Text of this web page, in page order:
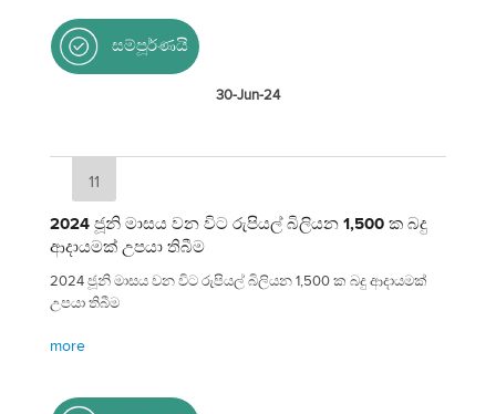
සම්පූර්ණයි
30-Jun-24
11
2024 ජූනි මාසය වන විට රුපියල් බිලියන 1,500 ක බදු
ආදායමක් උපයා තිබීම
2024 ජූනි මාසය වන විට රුපියල් බිලියන 1,500 ක බදු ආදායමක්
උපයා තිබීම
more